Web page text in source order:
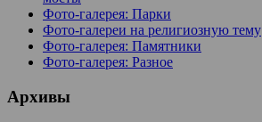
Фото-галерея: Парки
Фото-галереи на религиозную тему
Фото-галерея: Памятники
Фото-галерея: Разное
Архивы